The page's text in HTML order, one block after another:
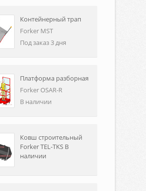
Контейнерный трап
Forker MST
Под заказ 3 дня
Платформа разборная
Forker OSAR-R
В наличии
Ковш строительный
Forker TEL-TKS В
наличии